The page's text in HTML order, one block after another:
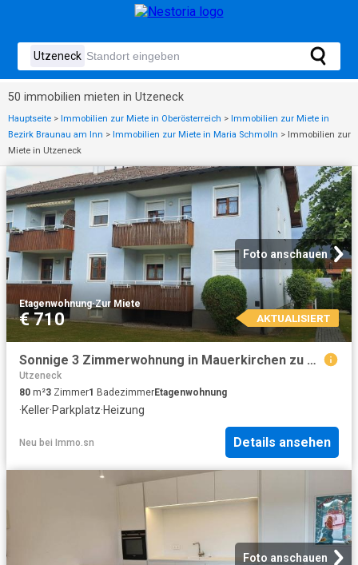
50 immobilien mieten in Utzeneck
Hauptseite > Immobilien zur Miete in Oberösterreich > Immobilien zur Miete in
Bezirk Braunau am Inn > Immobilien zur Miete in Maria Schmolln > Immobilien zur
Miete in Utzeneck
Foto anschauen
Etagenwohnung·Zur Miete
€ 710 AKTUALISIERT
Sonnige 3 Zimmerwohnung in Mauerkirchen zu vermieten
Utzeneck
80 m²3 Zimmer1 BadezimmerEtagenwohnung
·Keller·Parkplatz·Heizung
Neu bei Immo.sn Details ansehen
Foto anschauen